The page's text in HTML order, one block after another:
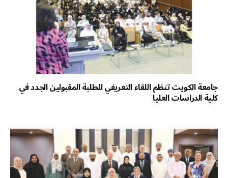
جامعة الكويت تنظم اللقاء التعريفي للطلبة المقبولين الجدد في
كلية الدراسات العليا